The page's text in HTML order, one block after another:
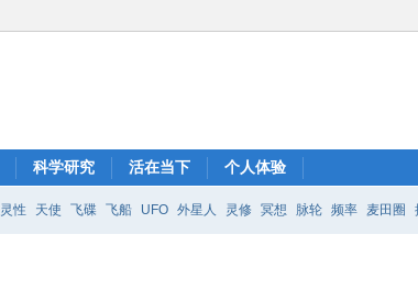
科学研究 活在当下 个人体验
灵性 天使 飞碟 飞船 UFO 外星人 灵修 冥想 脉轮 频率 麦田圈